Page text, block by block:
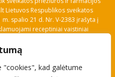
"cookies", kad galėtume
Lietuvos Respublikos sveikatos
spalio 21 d. Nr. V-2383 įrašyta į
receptiniai vaistiniai
nuorodos: Vaistų ir medicinos
VVKT tinklalapis, Sveikatos
pranešimo apie įtariamą